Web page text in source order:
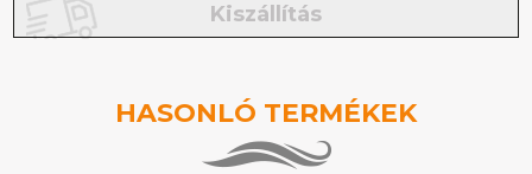
Kiszállítás
HASONLÓ TERMÉKEK